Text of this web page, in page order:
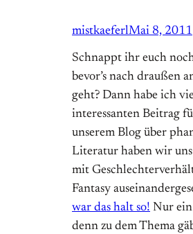
mistkaeferlMai 8, 2011
Schnappt ihr euch
bevor’s nach draußen
geht? Dann habe ich
interessanten Beitrag
unserem Blog über
Literatur haben wir
mit
Fantasy
war das halt so! Nur
denn zu dem Thema